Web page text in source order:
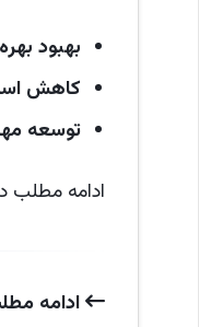
بهبود
کاهش
توسعه
ادامه مطلب
ادامه‌